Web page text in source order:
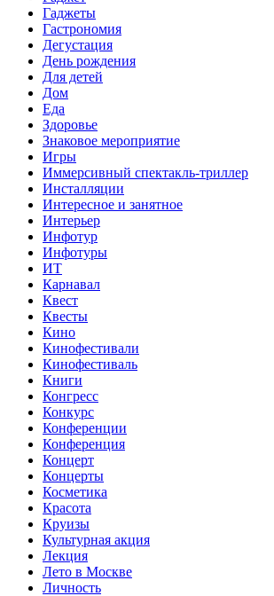
Гаджеты
Гастрономия
Дегустация
День рождения
Для детей
Дом
Еда
Здоровье
Знаковое мероприятие
Игры
Иммерсивный спектакль-триллер
Инсталляции
Интересное и занятное
Интерьер
Инфотур
Инфотуры
ИТ
Карнавал
Квест
Квесты
Кино
Кинофестивали
Кинофестиваль
Книги
Конгресс
Конкурс
Конференции
Конференция
Концерт
Концерты
Косметика
Красота
Круизы
Культурная акция
Лекция
Лето в Москве
Личность